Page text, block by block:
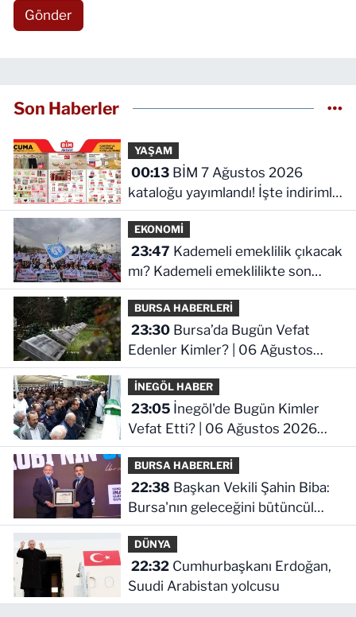
Gönder
Son Haberler
YAŞAM
00:13BİM 7 Ağustos 2026
kataloğu yayımlandı! İşte indirimli
ürünler ve fiyatları
EKONOMİ
23:47
mı? Kademeli emeklilikte son
durum ne!
BURSA HABERLERİ
23:30Bursa’da Bugün Vefat
Edenler Kimler? | 06 Ağustos
2026 Perşembe
İNEGÖL HABER
23:05İnegöl'de Bugün Kimler
Vefat Etti? | 06 Ağustos 2026
Perşembe
BURSA HABERLERİ
22:38
Bursa'nın geleceğini bütüncül
anlayışla planlıyoruz
DÜNYA
22:32Cumhurbaşkanı Erdoğan,
Suudi Arabistan yolcusu